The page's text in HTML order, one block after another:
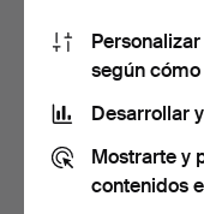
HEREND. Vajilla de 43
piezas, servicio de …
Subastado 7 ago 2026
1.038 USD
según
Desarrollar
Mostrarte y
contenidos